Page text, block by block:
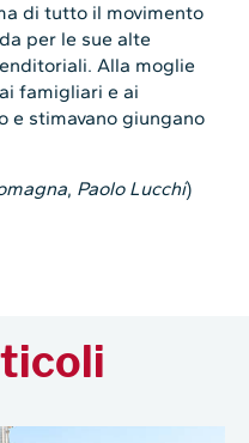
di tutto il movimento
per le sue alte
Alla moglie
famigliari e ai
e stimavano giungano
, Paolo Lucchi)